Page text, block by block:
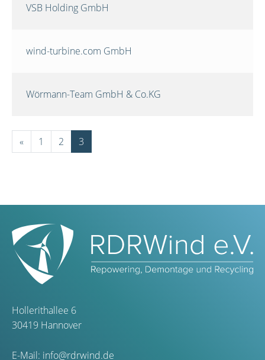
VSB Holding GmbH
wind-turbine.com GmbH
Wörmann-Team GmbH & Co.KG
« 1 2 3
Hollerithallee 6
30419 Hannover
E-Mail: info@rdrwind.de